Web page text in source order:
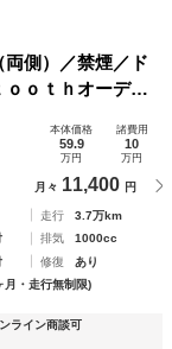
側）／禁煙／ド
ｏｔｈオーディ
／オートライト
発進防止
本体価格
59.9
万円
諸費用
10
万円
月々 11,400 円
走行
3.7万km
排気
1000cc
修復
あり
月・走行無制限)
ライン商談可